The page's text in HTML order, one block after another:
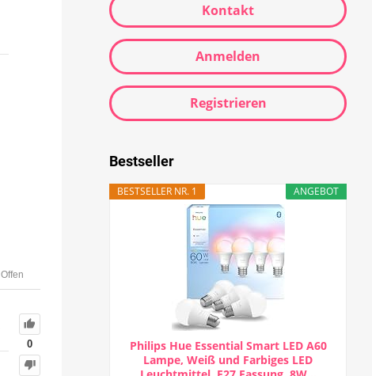
Offen
0
Kontakt
Anmelden
Registrieren
Bestseller
ANGEBOT
BESTSELLER NR. 1
Philips Hue Essential Smart LED A60
Lampe, Weiß und Farbiges LED